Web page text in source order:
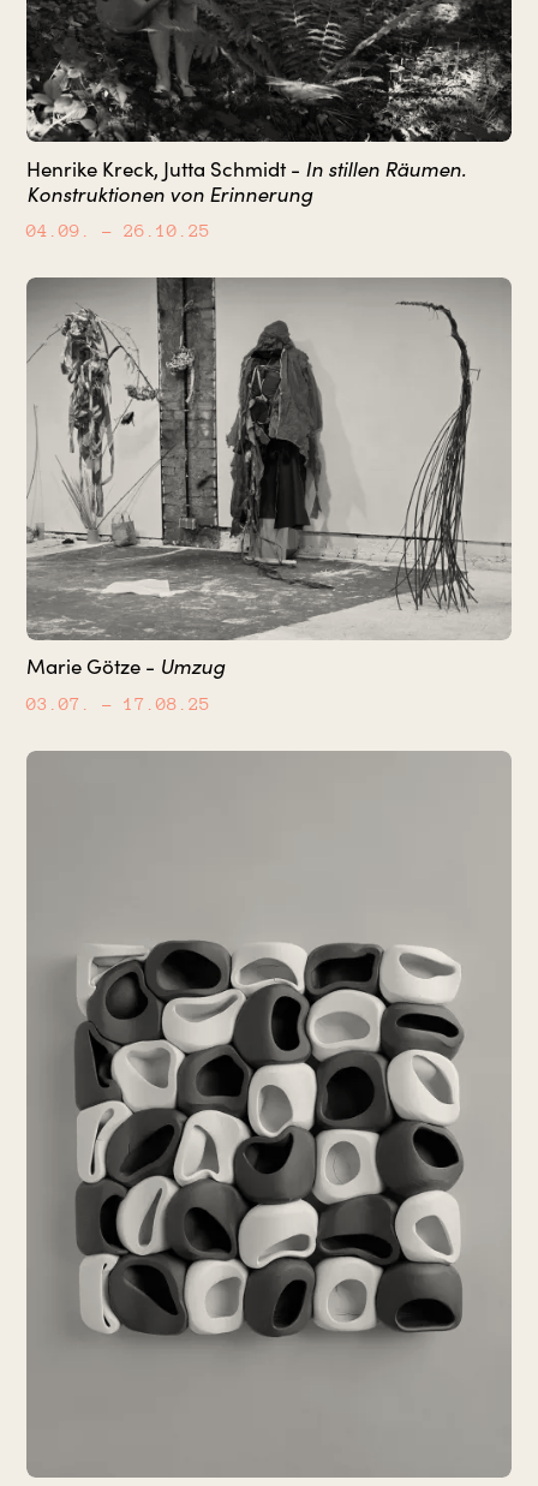
Henrike Kreck, Jutta Schmidt - In stillen Räumen.
Konstruktionen von Erinnerung
04.09. – 26.10.25
Marie Götze - Umzug
03.07. – 17.08.25